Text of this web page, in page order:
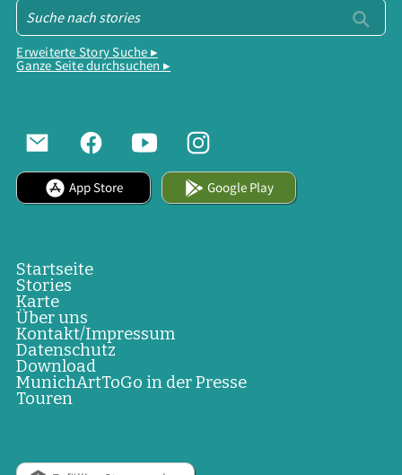
Erweiterte Story Suche ▸
Ganze Seite durchsuchen ▸
App Store Google Play
Startseite
Stories
Karte
Über uns
Kontakt/Impressum
Datenschutz
Download
MunichArtToGo in der Presse
Touren